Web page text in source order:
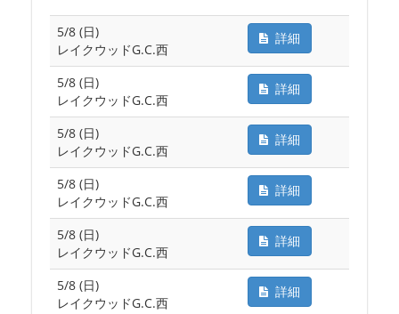
5/8 (日)
レイクウッドG.C.西
詳細
5/8 (日)
レイクウッドG.C.西
詳細
5/8 (日)
レイクウッドG.C.西
詳細
5/8 (日)
レイクウッドG.C.西
詳細
5/8 (日)
レイクウッドG.C.西
詳細
5/8 (日)
レイクウッドG.C.西
詳細